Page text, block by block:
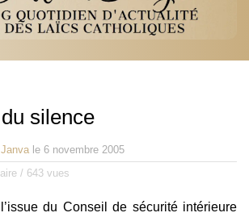
silence
le 6 novembre 2005
/ 643 vues
du Conseil de sécurité intérieure